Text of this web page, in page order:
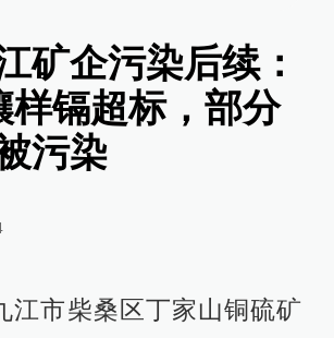
矿企污染后续：
样镉超标，部分
污染
江市柴桑区丁家山铜硫矿